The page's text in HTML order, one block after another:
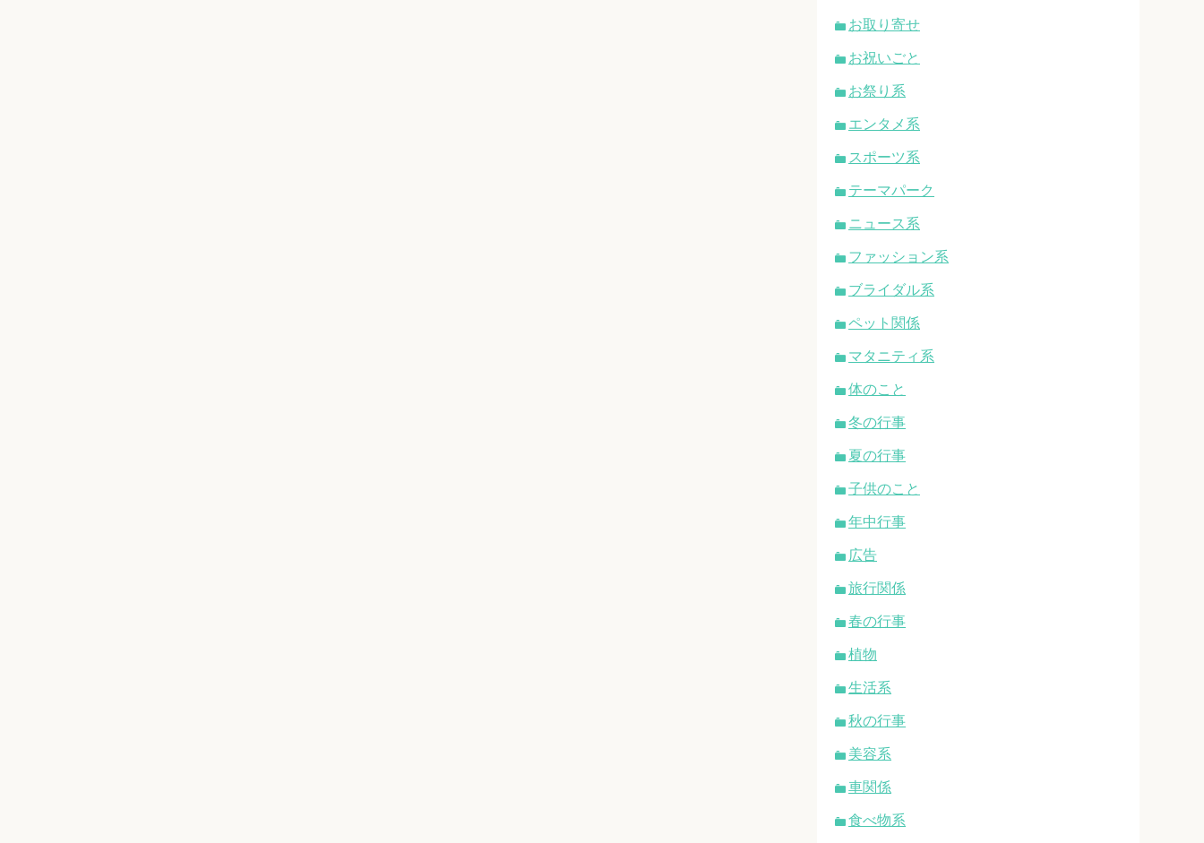
お取り寄せ
お祝いごと
お祭り系
エンタメ系
スポーツ系
テーマパーク
ニュース系
ファッション系
ブライダル系
ペット関係
マタニティ系
体のこと
冬の行事
夏の行事
子供のこと
年中行事
広告
旅行関係
春の行事
植物
生活系
秋の行事
美容系
車関係
食べ物系